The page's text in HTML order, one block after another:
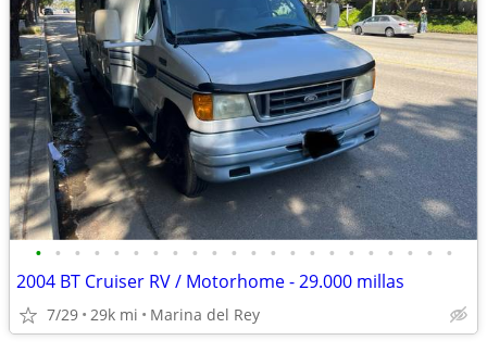
• • • • • • • • • • • • • • • • • • • • • •
2004 BT Cruiser RV / Motorhome - 29.000 millas
7/29 29k mi Marina del Rey